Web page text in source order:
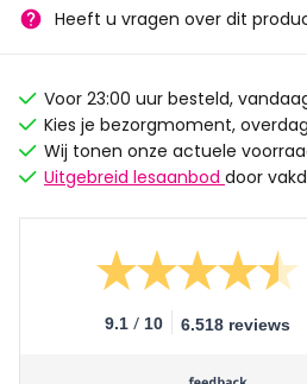
Heeft u vragen over dit
Voor 23:00 uur besteld,
Kies je bezorgmoment,
Wij tonen onze actuele
Uitgebreid lesaanbod door
9.1 / 10 6.518 reviews